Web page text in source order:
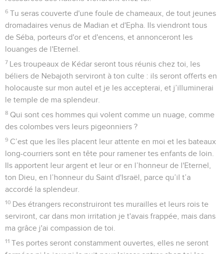
6 Tu seras couverte d'une foule de chameaux, de tout jeunes
dromadaires venus de Madian et d'Epha. Ils viendront tous
de Séba, porteurs d'or et d'encens, et annonceront les
louanges de l'Eternel.
7 Les troupeaux de Kédar seront tous réunis chez toi, les
béliers de Nebajoth serviront à ton culte : ils seront offerts en
holocauste sur mon autel et je les accepterai, et j’illuminerai
le temple de ma splendeur.
8 Qui sont ces hommes qui volent comme un nuage, comme
des colombes vers leurs pigeonniers ?
9 C’est que les îles placent leur attente en moi et les bateaux
long-courriers sont en tête pour ramener tes enfants de loin.
Ils apportent leur argent et leur or en l’honneur de l'Eternel,
ton Dieu, en l’honneur du Saint d'Israël, parce qu’il t’a
accordé la splendeur.
10 Des étrangers reconstruiront tes murailles et leurs rois te
serviront, car dans mon irritation je t'avais frappée, mais dans
ma grâce j'ai compassion de toi.
11 Tes portes seront constamment ouvertes, elles ne seront